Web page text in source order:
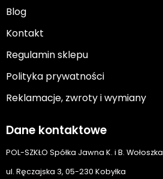
Blog
Kontakt
Regulamin sklepu
Polityka prywatności
Reklamacje, zwroty i wymiany
Dane kontaktowe
POL-SZKŁO Spółka Jawna K. i B. Wołoszka
ul. Ręczajska 3, 05-230 Kobyłka